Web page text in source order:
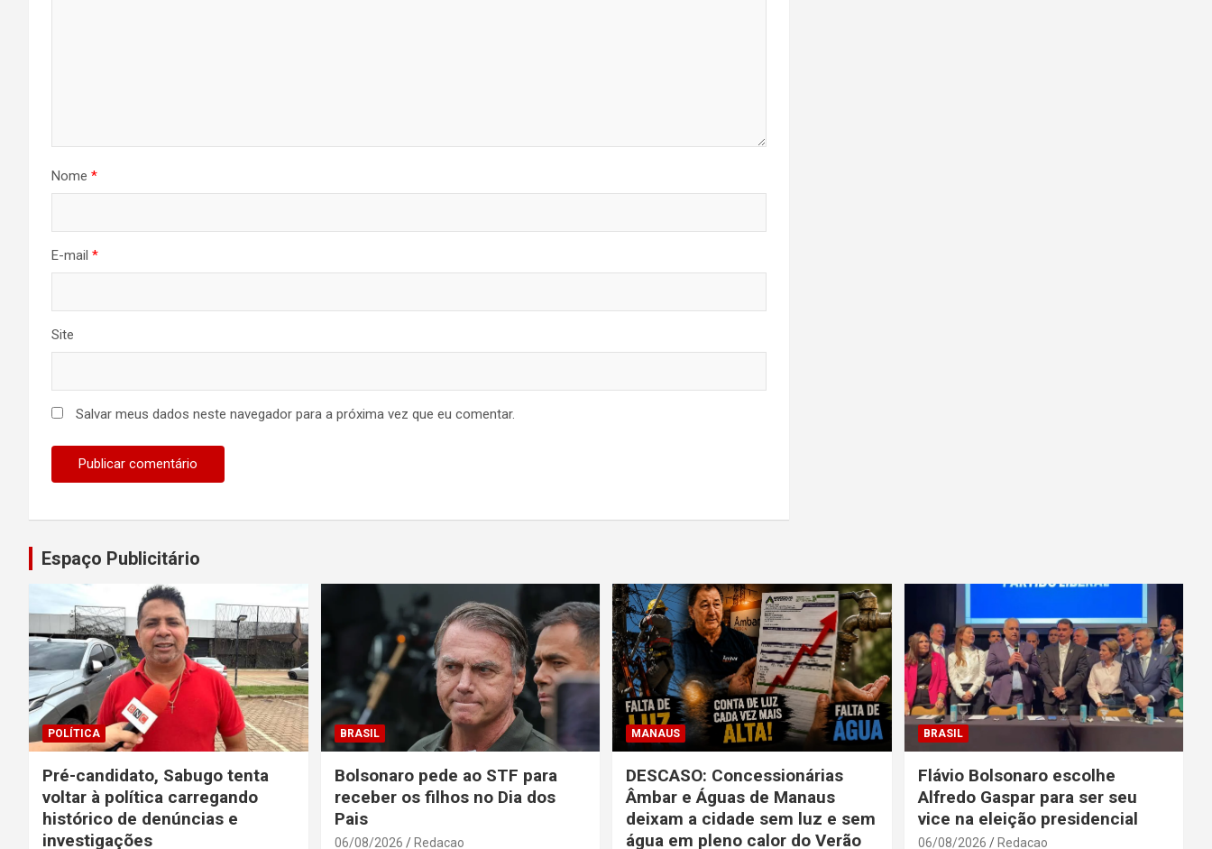
Nome *
E-mail *
Site
Salvar meus dados neste navegador para a próxima vez que eu comentar.
Espaço Publicitário
POLÍTICA
Pré-candidato, Sabugo tenta
voltar à política carregando
histórico de denúncias e
investigações
BRASIL
Bolsonaro pede ao STF para
receber os filhos no Dia dos
Pais
06/08/2026 Redacao
MANAUS
DESCASO: Concessionárias
Âmbar e Águas de Manaus
deixam a cidade sem luz e sem
água em pleno calor do Verão
BRASIL
Flávio Bolsonaro escolhe
Alfredo Gaspar para ser seu
vice na eleição presidencial
06/08/2026 Redacao